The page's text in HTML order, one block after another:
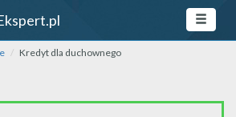
Kredyt dla duchownego